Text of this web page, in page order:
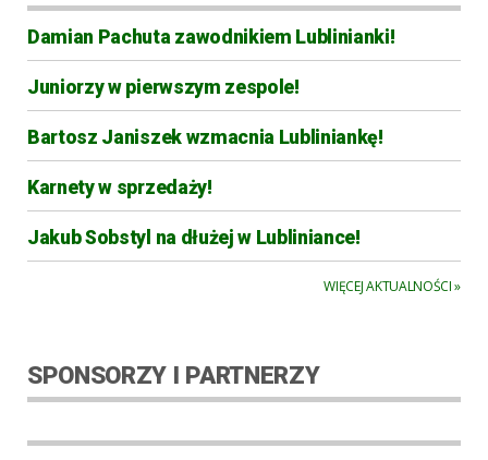
Damian Pachuta zawodnikiem Lublinianki!
Juniorzy w pierwszym zespole!
Bartosz Janiszek wzmacnia Lubliniankę!
Karnety w sprzedaży!
Jakub Sobstyl na dłużej w Lubliniance!
WIĘCEJ AKTUALNOŚCI »
SPONSORZY I PARTNERZY